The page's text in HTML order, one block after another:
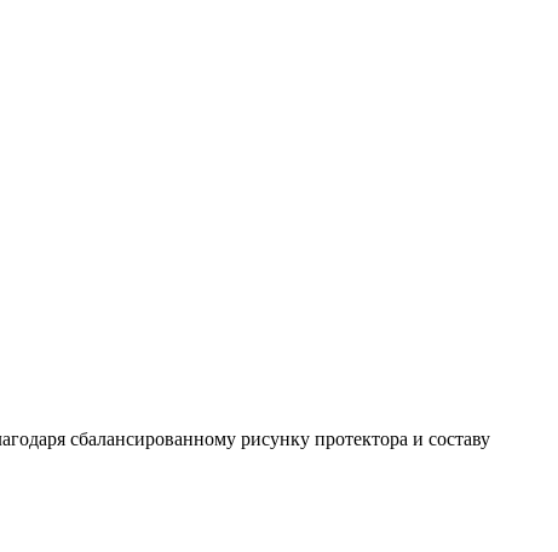
сбалансированному рисунку протектора и составу